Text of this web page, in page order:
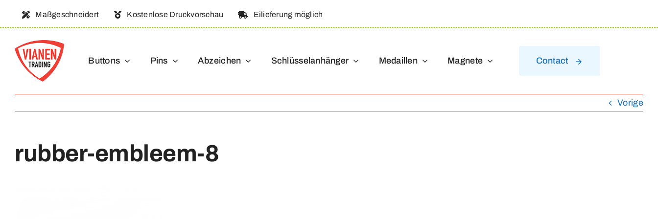
Maßgeschneidert Kostenlose Druckvorschau Eilieferung möglich
Buttons Pins Abzeichen Schlüsselanhänger Medaillen Magnete Contact
Vorige
rubber-embleem-8